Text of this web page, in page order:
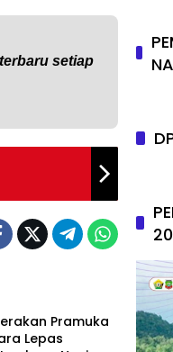
setiap
Pramuka
Lepas